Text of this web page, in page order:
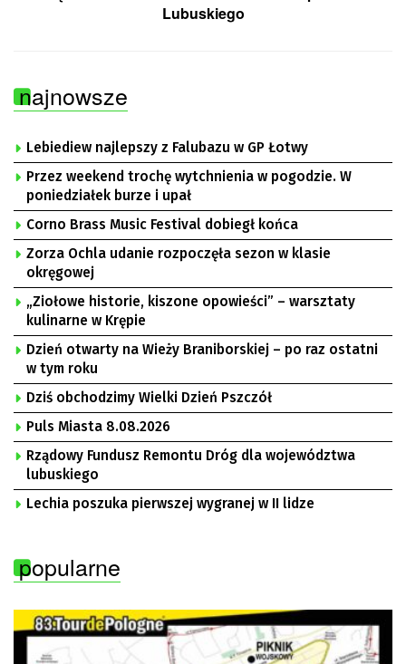
Lubuskiego
najnowsze
Lebiediew najlepszy z Falubazu w GP Łotwy
Przez weekend trochę wytchnienia w pogodzie. W
poniedziałek burze i upał
Corno Brass Music Festival dobiegł końca
Zorza Ochla udanie rozpoczęła sezon w klasie
okręgowej
„Ziołowe historie, kiszone opowieści” – warsztaty
kulinarne w Krępie
Dzień otwarty na Wieży Braniborskiej – po raz ostatni
w tym roku
Dziś obchodzimy Wielki Dzień Pszczół
Puls Miasta 8.08.2026
Rządowy Fundusz Remontu Dróg dla województwa
lubuskiego
Lechia poszuka pierwszej wygranej w II lidze
popularne